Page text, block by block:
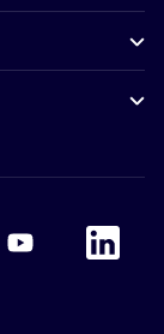
Accor Youtube
Accor